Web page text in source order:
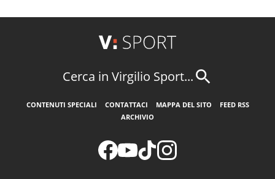
Cerca in Virgilio Sport...
CONTENUTI SPECIALI CONTATTACI MAPPA DEL SITO
FEED RSS
ARCHIVIO